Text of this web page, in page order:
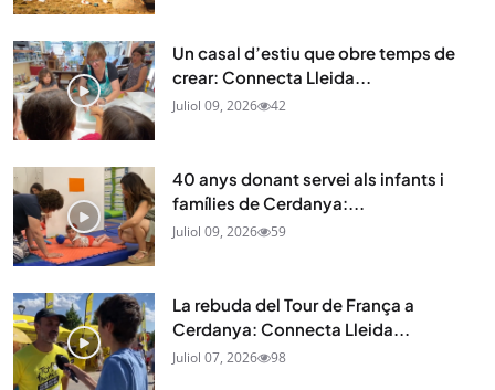
Un casal d’estiu que obre temps de
crear: Connecta Lleida...
Juliol 09, 2026 42
40 anys donant servei als infants i
famílies de Cerdanya:...
Juliol 09, 2026 59
La rebuda del Tour de França a
Cerdanya: Connecta Lleida...
Juliol 07, 2026 98